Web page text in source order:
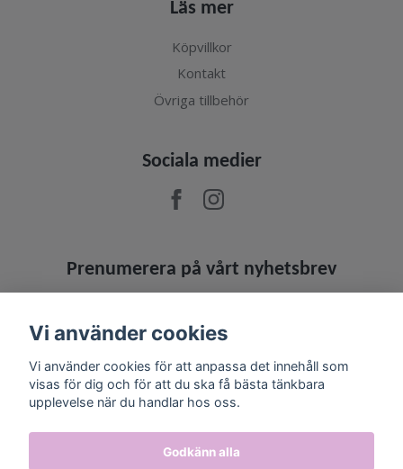
Läs mer
Köpvillkor
Kontakt
Övriga tillbehör
Sociala medier
Prenumerera på vårt nyhetsbrev
Vi använder cookies
Vi använder cookies för att anpassa det innehåll som
visas för dig och för att du ska få bästa tänkbara
upplevelse när du handlar hos oss.
Godkänn alla